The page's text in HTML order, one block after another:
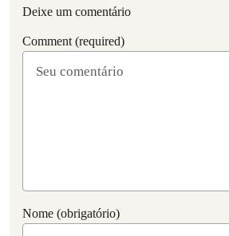
Deixe um comentário
Comment (required)
Nome (obrigatório)